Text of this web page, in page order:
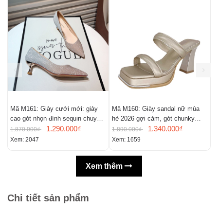
Mã M161: Giày cưới mới: giày
cao gót nhọn đính sequin chuyển
màu, giày mũi nhọn gợi cảm
1.870.000₫ 1.290.000₫
Xem: 2047
Mã M160: Giày sandal nữ mùa
hè 2026 gợi cảm, gót chunky
kiểu Pháp, mũi vuông, hở mũi
1.890.000₫ 1.340.000₫
Xem: 1659
Xem thêm
Chi tiết sản phẩm